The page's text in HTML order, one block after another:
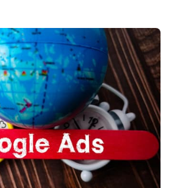
tym, że… ktoś im to skutecznie
wierzymy, że efekty są
planu i analizy danych, a nie
u jednego z naszych …